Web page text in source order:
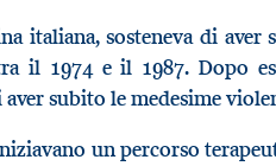
italiana, sosteneva di aver
il 1974 e il 1987. Dopo
subito le medesime
un percorso